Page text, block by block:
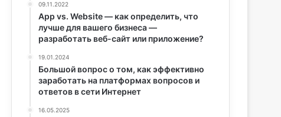
09.11.2022
App vs. Website — как определить, что
лучше для вашего бизнеса —
разработать веб-сайт или приложение?
19.01.2024
Большой вопрос о том, как эффективно
заработать на платформах вопросов и
ответов в сети Интернет
16.05.2025